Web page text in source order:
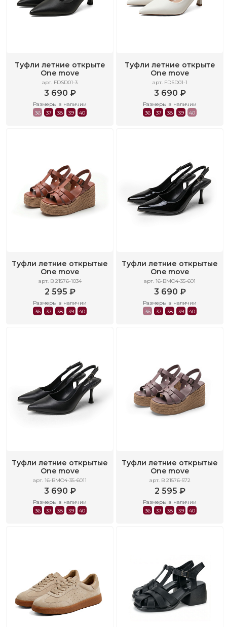
Туфли летние открыте
One move
арт. FDSD01-3
3 690 ₽
Размеры в наличии
36
37 38 39 40
Туфли летние открыте
One move
арт. FDSD01-1
3 690 ₽
Размеры в наличии
36
37 38 39 40
Туфли летние открытые
One move
арт. B 21576-1034
2 595 ₽
Размеры в наличии
36
37 38 39 40
Туфли летние открытые
One move
арт. 16-BMO4-35-601
3 690 ₽
Размеры в наличии
36
37 38 39 40
Туфли летние открытые
One move
арт. 16-BMO4-35-6011
3 690 ₽
Размеры в наличии
36
37 38 39 40
Туфли летние открытые
One move
арт. B 21576-572
2 595 ₽
Размеры в наличии
36
37 38 39 40